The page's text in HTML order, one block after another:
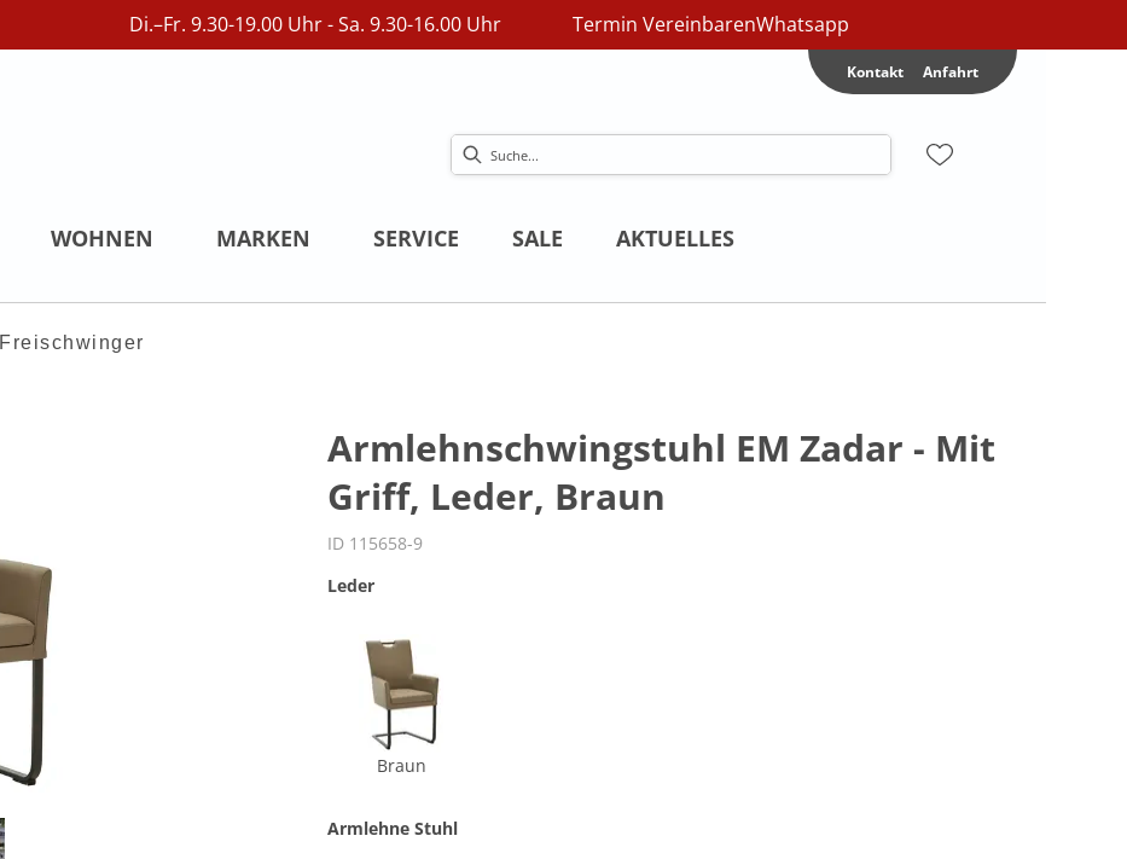
Di.–Fr. 9.30-19.00 Uhr - Sa. 9.30-16.00 Uhr Termin VereinbarenWhatsapp
Kontakt Anfahrt
WOHNEN MARKEN SERVICE SALE AKTUELLES
Freischwinger
Armlehnschwingstuhl EM Zadar - Mit
Griff, Leder, Braun
ID 115658-9
Leder
Braun
Armlehne Stuhl